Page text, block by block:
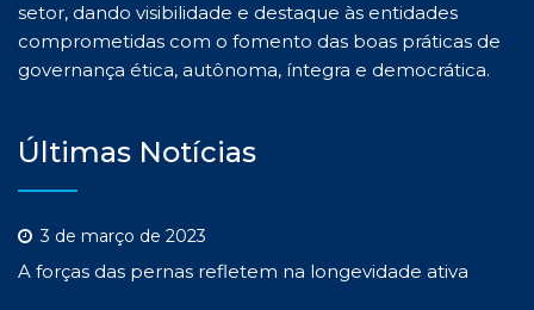
setor, dando visibilidade e destaque às entidades
comprometidas com o fomento das boas práticas de
governança ética, autônoma, íntegra e democrática.
Últimas Notícias
3 de março de 2023
A forças das pernas refletem na longevidade ativa